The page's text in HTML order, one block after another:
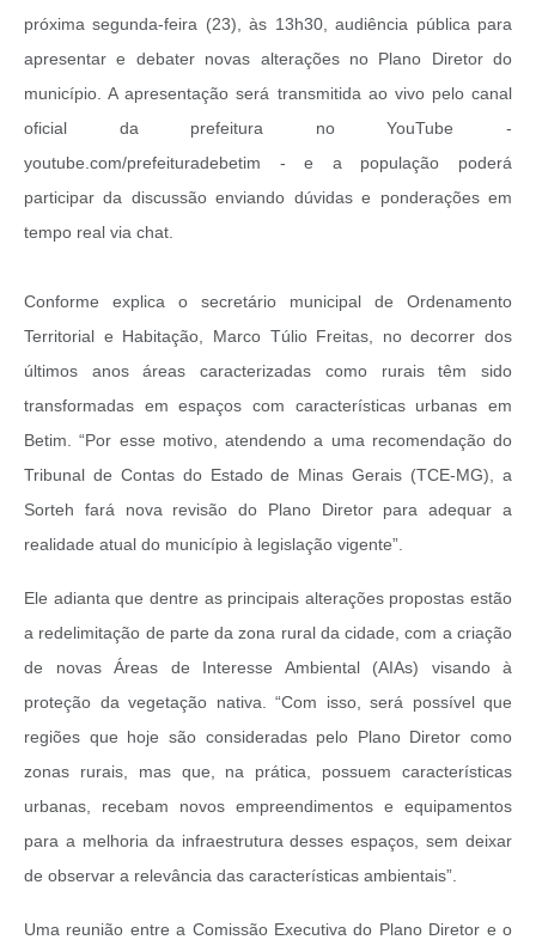
próxima segunda-feira (23), às 13h30, audiência pública para
apresentar e debater novas alterações no Plano Diretor do
município. A apresentação será transmitida ao vivo pelo canal
oficial da prefeitura no YouTube -
youtube.com/prefeituradebetim - e a população poderá
participar da discussão enviando dúvidas e ponderações em
tempo real via chat.
Conforme explica o secretário municipal de Ordenamento
Territorial e Habitação, Marco Túlio Freitas, no decorrer dos
últimos anos áreas caracterizadas como rurais têm sido
transformadas em espaços com características urbanas em
Betim. “Por esse motivo, atendendo a uma recomendação do
Tribunal de Contas do Estado de Minas Gerais (TCE-MG), a
Sorteh fará nova revisão do Plano Diretor para adequar a
realidade atual do município à legislação vigente”.
Ele adianta que dentre as principais alterações propostas estão
a redelimitação de parte da zona rural da cidade, com a criação
de novas Áreas de Interesse Ambiental (AIAs) visando à
proteção da vegetação nativa. “Com isso, será possível que
regiões que hoje são consideradas pelo Plano Diretor como
zonas rurais, mas que, na prática, possuem características
urbanas, recebam novos empreendimentos e equipamentos
para a melhoria da infraestrutura desses espaços, sem deixar
de observar a relevância das características ambientais”.
Uma reunião entre a Comissão Executiva do Plano Diretor e o